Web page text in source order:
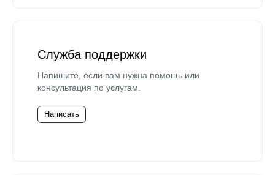
Служба поддержки
Напишите, если вам нужна помощь или
консультация по услугам.
Написать